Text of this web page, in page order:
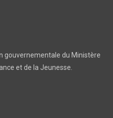
gouvernementale du Ministère
et de la Jeunesse